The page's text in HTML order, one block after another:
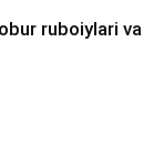
ruboiylari va